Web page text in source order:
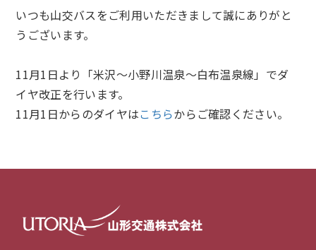
いつも山交バスをご利用いただきまして誠にありがと
うございます。
11月1日より「米沢～小野川温泉～白布温泉線」でダ
イヤ改正を行います。
11月1日からのダイヤはこちらからご確認ください。